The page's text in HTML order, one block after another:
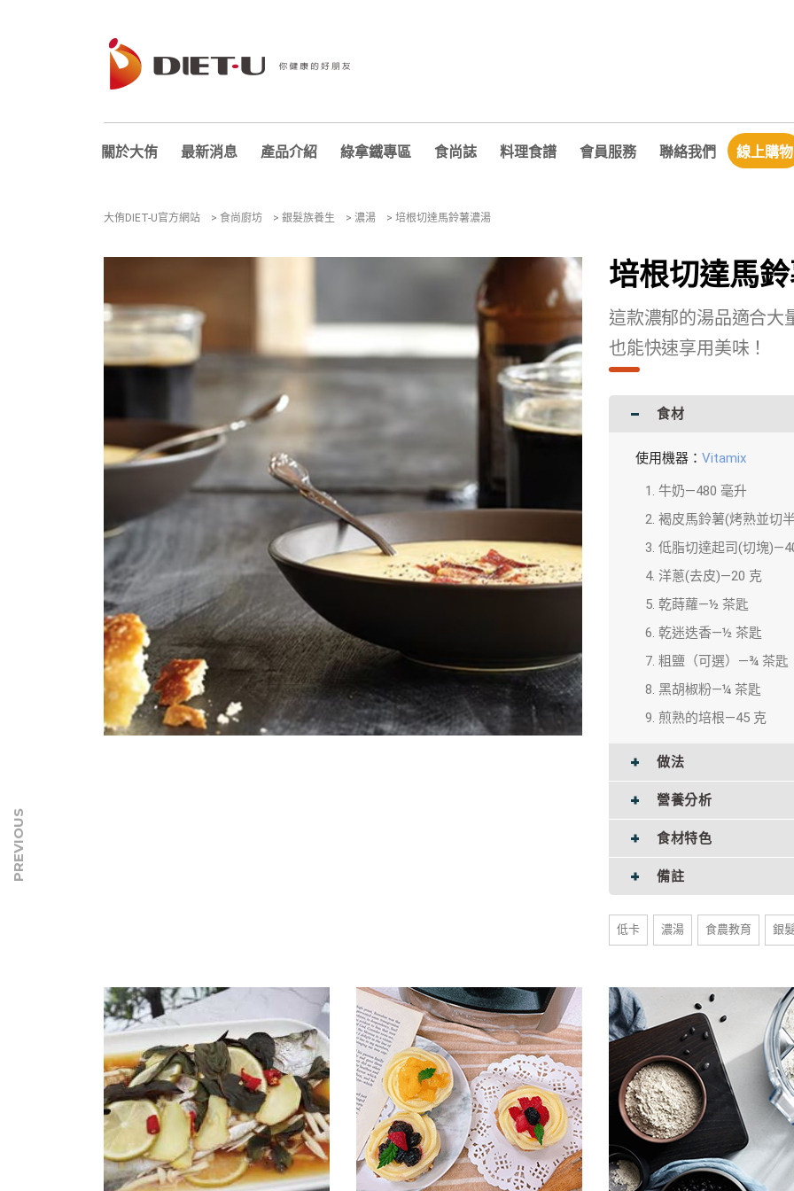
關於大侑 最新消息 產品介紹 綠拿鐵專區 食尚誌 料理食譜 會員服務 聯絡我們 線上購物
大侑DIET-U官方網站 > 食尚廚坊 > 銀髮族養生 > 濃湯 > 培根切達馬鈴薯濃湯
培根切達馬
這款濃郁的湯品適合大
也能快速享用美味！
食材
使用機器： Vitamix
牛奶—480 毫升
褐皮馬鈴薯(烤熟並切
低脂切達起司(切塊
洋蔥(去皮)—20 克
乾蒔蘿—½ 茶匙
乾迷迭香—½ 茶匙
粗鹽（可選）—¾ 茶匙
黑胡椒粉—¼ 茶匙
煎熟的培根—45 克
做法
營養分析
食材特色
備註
低卡 濃湯 食農教育 銀
PREVIOUS